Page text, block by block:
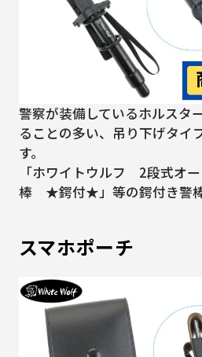
警察が装備しているホルスタ
ることの多い、吊り下げタイ
す。
「ホワイトウルフ 2段式オ
棒 ★鍔付★」等の鍔付き警棒
スマホポーチ